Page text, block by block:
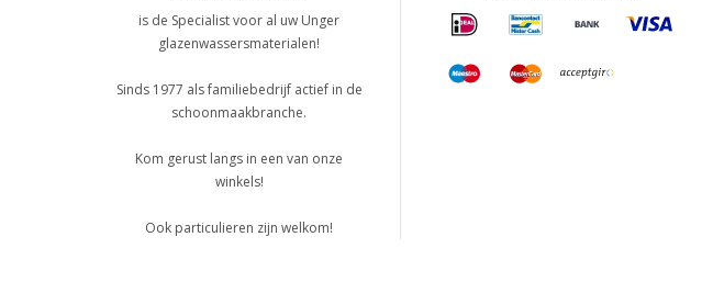
is de Specialist voor al uw Unger
glazenwassersmaterialen!
Sinds 1977 als familiebedrijf actief in de
schoonmaakbranche.
Kom gerust langs in een van onze
winkels!
Ook particulieren zijn welkom!